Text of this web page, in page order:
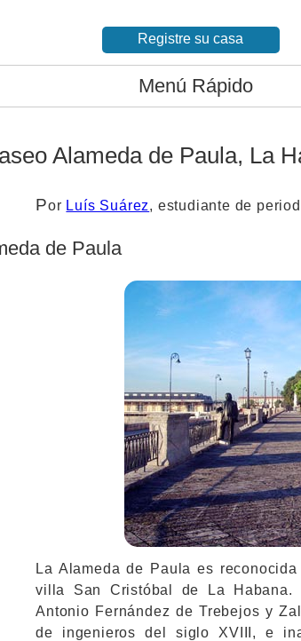
Registre su casa
Menú Rápido
Alameda de Paula, La
Por Luís Suárez, estudiante de
de Paula
La Alameda de Paula es
villa San Cristóbal de La
Antonio Fernández de Trebejos y
de ingenieros del siglo XVIII, e